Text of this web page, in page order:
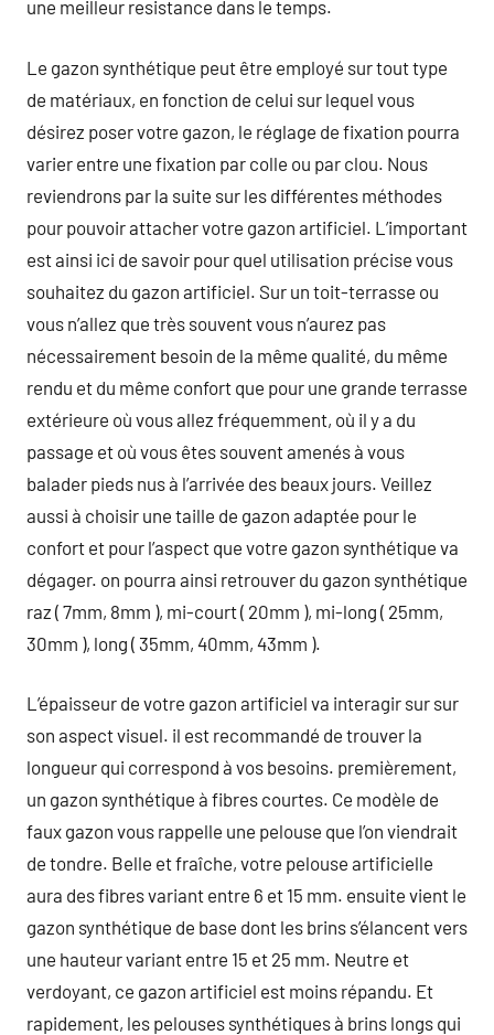
une meilleur resistance dans le temps.
Le gazon synthétique peut être employé sur tout type
de matériaux, en fonction de celui sur lequel vous
désirez poser votre gazon, le réglage de fixation pourra
varier entre une fixation par colle ou par clou. Nous
reviendrons par la suite sur les différentes méthodes
pour pouvoir attacher votre gazon artificiel. L’important
est ainsi ici de savoir pour quel utilisation précise vous
souhaitez du gazon artificiel. Sur un toit-terrasse ou
vous n’allez que très souvent vous n’aurez pas
nécessairement besoin de la même qualité, du même
rendu et du même confort que pour une grande terrasse
extérieure où vous allez fréquemment, où il y a du
passage et où vous êtes souvent amenés à vous
balader pieds nus à l’arrivée des beaux jours. Veillez
aussi à choisir une taille de gazon adaptée pour le
confort et pour l’aspect que votre gazon synthétique va
dégager. on pourra ainsi retrouver du gazon synthétique
raz ( 7mm, 8mm ), mi-court ( 20mm ), mi-long ( 25mm,
30mm ), long ( 35mm, 40mm, 43mm ).
L’épaisseur de votre gazon artificiel va interagir sur sur
son aspect visuel. il est recommandé de trouver la
longueur qui correspond à vos besoins. premièrement,
un gazon synthétique à fibres courtes. Ce modèle de
faux gazon vous rappelle une pelouse que l’on viendrait
de tondre. Belle et fraîche, votre pelouse artificielle
aura des fibres variant entre 6 et 15 mm. ensuite vient le
gazon synthétique de base dont les brins s’élancent vers
une hauteur variant entre 15 et 25 mm. Neutre et
verdoyant, ce gazon artificiel est moins répandu. Et
rapidement, les pelouses synthétiques à brins longs qui